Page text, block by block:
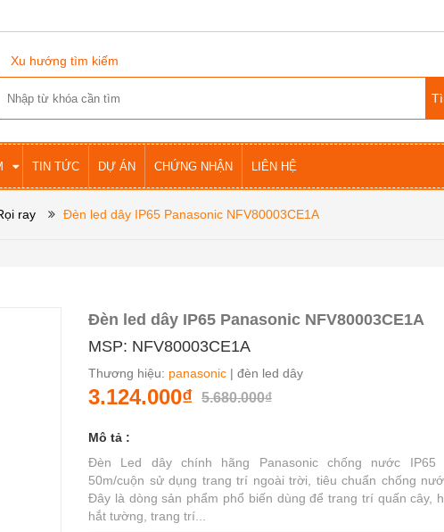
Xu hướng tìm kiếm
TIN TỨC DỰ ÁN CHỨNG NHẬN LIÊN HỆ
ray Đèn led dây IP65 Panasonic NFV80003CE1A
Đèn led dây IP65 Panasonic NFV80003CE1A
MSP: NFV80003CE1A
Thương hiệu: panasonic | đèn led dây
3.124.000₫ 5.680.000₫
Mô tả :
Đèn Led dây chính hãng Panasonic chống nước IP65
50m/cuộn sử dụng trang trí ngoài trời, tiêu chuẩn chống
Đây là dòng sản phẩm phổ biến dùng để trang trí quấn cây,
hắt tường, trang trí...